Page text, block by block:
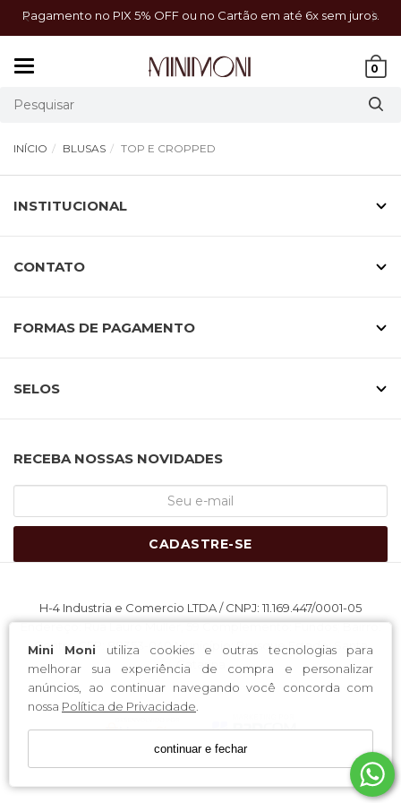
Pagamento no PIX 5% OFF ou no Cartão em até 6x sem juros.
0
Mini Moni utiliza cookies e outras tecnologias para
melhorar sua experiência de compra e personalizar
anúncios, ao continuar navegando você concorda com
nossa Política de Privacidade
continuar e fechar
INÍCIO BLUSAS TOP E CROPPED
INSTITUCIONAL
CONTATO
FORMAS DE PAGAMENTO
SELOS
RECEBA NOSSAS NOVIDADES
CADASTRE-SE
H-4 Industria e Comercio LTDA / CNPJ: 11.169.447/0001-05
Endereço: Rua Lauro Muller, 59 Complemento: Fundos; Bairro:
Centro CEP: 88353-040 Município: Brusque Estado: Santa
Catarina